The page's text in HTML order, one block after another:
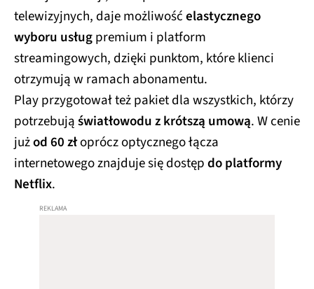
telewizyjnych, daje możliwośćelastycznego
wyboru usługpremium i platform
streamingowych, dzięki punktom, które klienci
otrzymują w ramach abonamentu.
Play przygotował też pakiet dla wszystkich, którzy
potrzebująświatłowodu z krótszą umową. W cenie
jużod 60 złoprócz optycznego łącza
internetowego znajduje się dostępdo platformy
Netflix.